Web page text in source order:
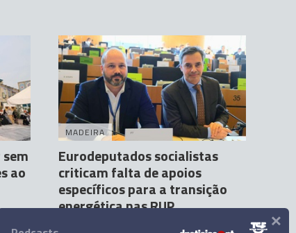
ao
MADEIRA
Eurodeputados socialistas
criticam falta de apoios
específicos para a transição
energética nas RUP
23 Mar 12:52 ×